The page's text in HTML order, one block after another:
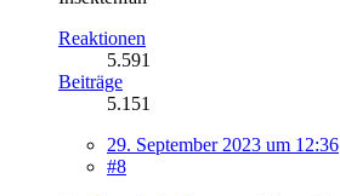
Reaktionen
5.591
Beiträge
5.151
29. September 2023 um 12:36
#8